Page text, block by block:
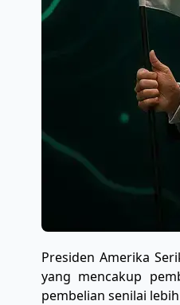
Presiden Amerika
yang mencakup
pembelian senilai